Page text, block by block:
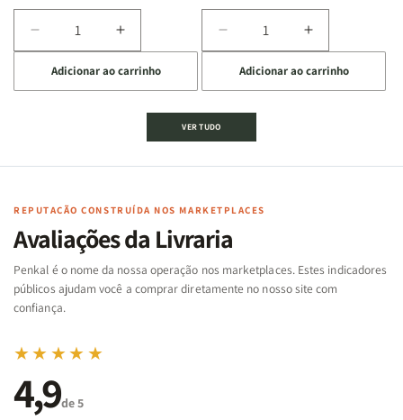
Diminuir
a
quantidade
de
Cartas
Famílias
Bíblia
-
Penkal
Aumentar
a
quantidade
de
Jogo
Cartas
Famílias
da
Bíblia
-
Penkal
Adicionar ao carrinho
Diminuir
a
quantidade
de
Jogo
|
de
Aumentar
a
quantidade
de
|
Adicionar ao carrinho
VER TUDO
REPUTAÇÃO CONSTRUÍDA NOS MARKETPLACES
Avaliações da Livraria
Penkal é o nome da nossa operação nos marketplaces. Estes indicadores
públicos ajudam você a comprar diretamente no nosso site com
confiança.
★★★★★
4,9de 5